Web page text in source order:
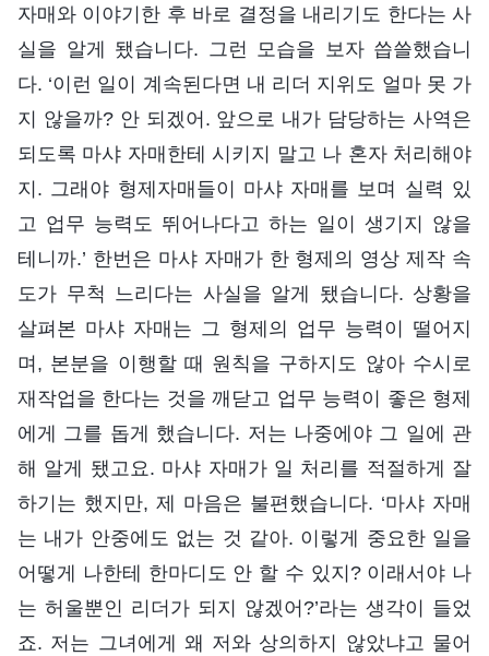
자매와 이야기한 후 바로 결정을 내리기도 한다는 사
실을 알게 됐습니다. 그런 모습을 보자 씁쓸했습니
다. ‘이런 일이 계속된다면 내 리더 지위도 얼마 못 가
지 않을까? 안 되겠어. 앞으로 내가 담당하는 사역은
되도록 마샤 자매한테 시키지 말고 나 혼자 처리해야
지. 그래야 형제자매들이 마샤 자매를 보며 실력 있
고 업무 능력도 뛰어나다고 하는 일이 생기지 않을
테니까.’ 한번은 마샤 자매가 한 형제의 영상 제작 속
도가 무척 느리다는 사실을 알게 됐습니다. 상황을
살펴본 마샤 자매는 그 형제의 업무 능력이 떨어지
며, 본분을 이행할 때 원칙을 구하지도 않아 수시로
재작업을 한다는 것을 깨닫고 업무 능력이 좋은 형제
에게 그를 돕게 했습니다. 저는 나중에야 그 일에 관
해 알게 됐고요. 마샤 자매가 일 처리를 적절하게 잘
하기는 했지만, 제 마음은 불편했습니다. ‘마샤 자매
는 내가 안중에도 없는 것 같아. 이렇게 중요한 일을
어떻게 나한테 한마디도 안 할 수 있지? 이래서야 나
는 허울뿐인 리더가 되지 않겠어?’라는 생각이 들었
죠. 저는 그녀에게 왜 저와 상의하지 않았냐고 물어